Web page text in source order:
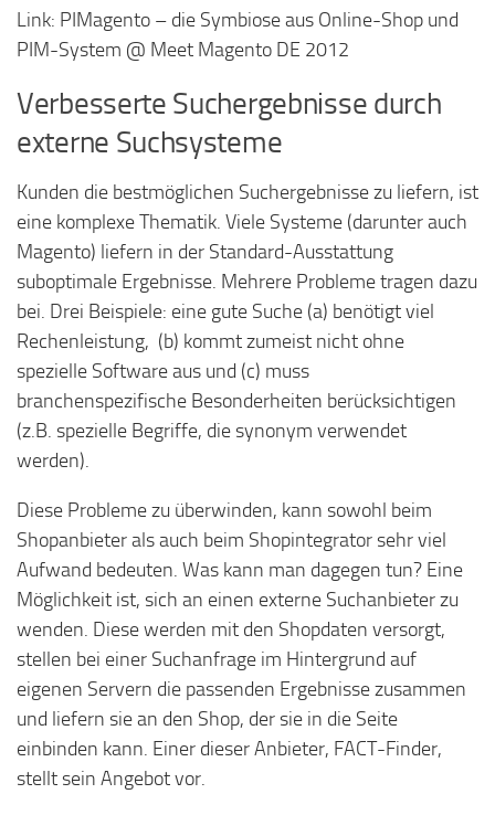
Link: PIMagento – die Symbiose aus Online-Shop und
PIM-System @ Meet Magento DE 2012
Verbesserte Suchergebnisse durch
externe Suchsysteme
Kunden die bestmöglichen Suchergebnisse zu liefern, ist
eine komplexe Thematik. Viele Systeme (darunter auch
Magento) liefern in der Standard-Ausstattung
suboptimale Ergebnisse. Mehrere Probleme tragen dazu
bei. Drei Beispiele: eine gute Suche (a) benötigt viel
Rechenleistung, (b) kommt zumeist nicht ohne
spezielle Software aus und (c) muss
branchenspezifische Besonderheiten berücksichtigen
(z.B. spezielle Begriffe, die synonym verwendet
werden).
Diese Probleme zu überwinden, kann sowohl beim
Shopanbieter als auch beim Shopintegrator sehr viel
Aufwand bedeuten. Was kann man dagegen tun? Eine
Möglichkeit ist, sich an einen externe Suchanbieter zu
wenden. Diese werden mit den Shopdaten versorgt,
stellen bei einer Suchanfrage im Hintergrund auf
eigenen Servern die passenden Ergebnisse zusammen
und liefern sie an den Shop, der sie in die Seite
einbinden kann. Einer dieser Anbieter, FACT-Finder,
stellt sein Angebot vor.